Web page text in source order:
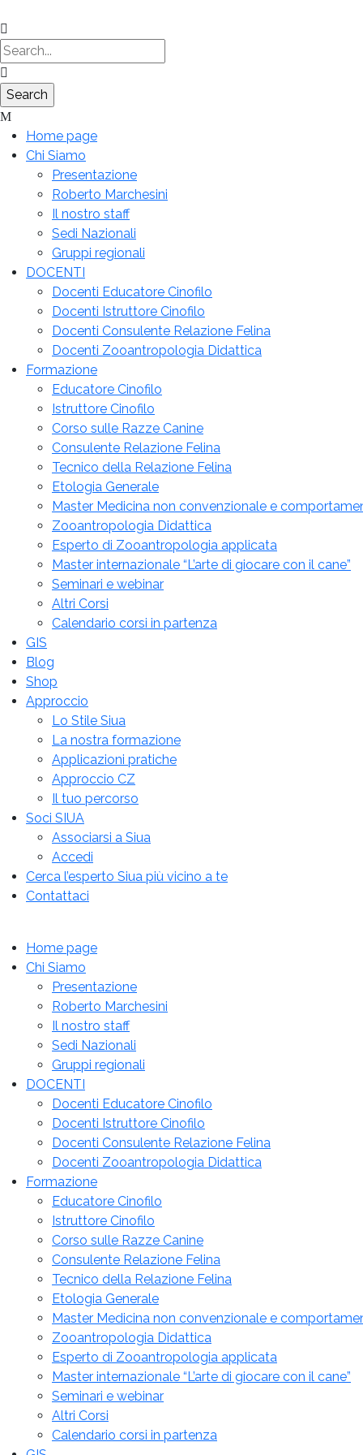
Home page
Chi Siamo
Presentazione
Roberto Marchesini
Il nostro staff
Sedi Nazionali
Gruppi regionali
DOCENTI
Docenti Educatore Cinofilo
Docenti Istruttore Cinofilo
Docenti Consulente Relazione Felina
Docenti Zooantropologia Didattica
Formazione
Educatore Cinofilo
Istruttore Cinofilo
Corso sulle Razze Canine
Consulente Relazione Felina
Tecnico della Relazione Felina
Etologia Generale
Master Medicina non convenzionale e
Zooantropologia Didattica
Esperto di Zooantropologia applicata
Master internazionale “L’arte di giocare con il cane”
Seminari e webinar
Altri Corsi
Calendario corsi in partenza
GIS
Blog
Shop
Approccio
Lo Stile Siua
La nostra formazione
Applicazioni pratiche
Approccio CZ
Il tuo percorso
Soci SIUA
Associarsi a Siua
Accedi
Cerca l’esperto Siua più vicino a te
Contattaci
Home page
Chi Siamo
Presentazione
Roberto Marchesini
Il nostro staff
Sedi Nazionali
Gruppi regionali
DOCENTI
Docenti Educatore Cinofilo
Docenti Istruttore Cinofilo
Docenti Consulente Relazione Felina
Docenti Zooantropologia Didattica
Formazione
Educatore Cinofilo
Istruttore Cinofilo
Corso sulle Razze Canine
Consulente Relazione Felina
Tecnico della Relazione Felina
Etologia Generale
Master Medicina non convenzionale e
Zooantropologia Didattica
Esperto di Zooantropologia applicata
Master internazionale “L’arte di giocare con il cane”
Seminari e webinar
Altri Corsi
Calendario corsi in partenza